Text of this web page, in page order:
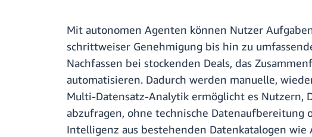
Mit autonomen Agenten können Nutzer
schrittweiser Genehmigung bis hin zu
Nachfassen bei stockenden Deals, das
automatisieren. Dadurch werden manuelle,
Multi-Datensatz-Analytik ermöglicht es Nutzern,
abzufragen, ohne technische
Intelligenz aus bestehenden Datenkatalogen